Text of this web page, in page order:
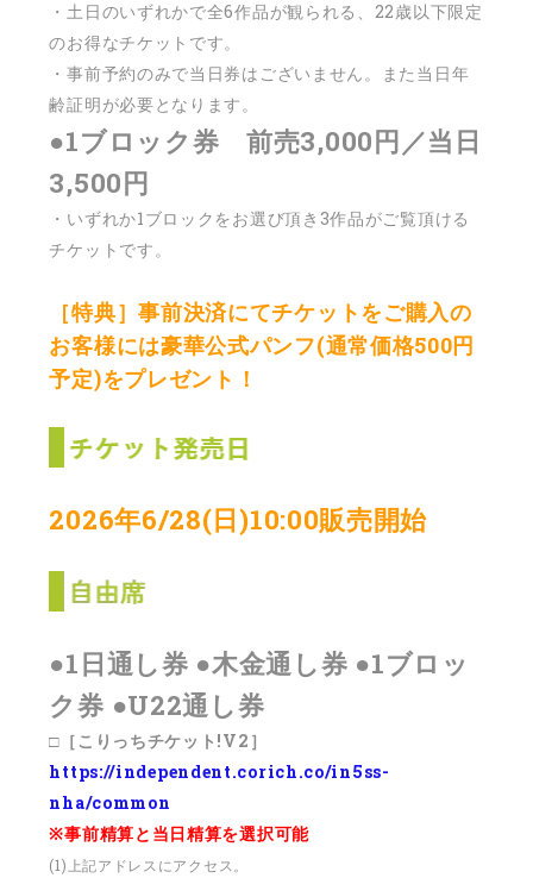
・土日のいずれかで全6作品が観られる、22歳以下限定
のお得なチケットです。
・事前予約のみで当日券はございません。また当日年
齢証明が必要となります。
●1ブロック券 前売3,000円／当日
3,500円
・いずれか1ブロックをお選び頂き3作品がご覧頂ける
チケットです。
［特典］事前決済にてチケットをご購入の
お客様には豪華公式パンフ(通常価格500円
予定)をプレゼント！
2026年6/28(日)10:00販売開始
●1日通し券 ●木金通し券 ●1ブロッ
ク券 ●U22通し券
□［こりっちチケット!V2］
https://independent.corich.co/in5ss-
nha/common
※事前精算と当日精算を選択可能
(1)上記アドレスにアクセス。